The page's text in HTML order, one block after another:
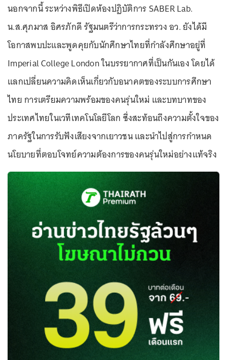
นอกจากนี้ ระหว่างพิธีเปิดห้องปฏิบัติการ SABER Lab.
น.ส.ศุภมาส อิศรภักดี รัฐมนตรีว่าการกระทรวง อว. ยังได้มี
โอกาสพบปะและพูดคุยกับนักศึกษาไทยที่กำลังศึกษาอยู่ที่
Imperial College London ในบรรยากาศที่เป็นกันเอง โดยได้
แลกเปลี่ยนความคิดเห็นเกี่ยวกับอนาคตของระบบการศึกษา
ไทย การเตรียมความพร้อมของคนรุ่นใหม่ และบทบาทของ
ประเทศไทยในเวทีเทคโนโลยีโลก ซึ่งสะท้อนถึงความตั้งใจของ
ภาครัฐในการรับฟังเสียงจากเยาวชน และนำไปสู่การกำหนด
นโยบายที่ตอบโจทย์ความต้องการของคนรุ่นใหม่อย่างแท้จริง